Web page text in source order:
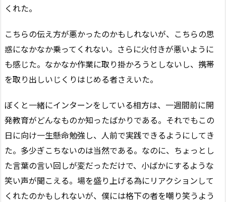
くれた。
こちらの伝え方が悪かったのかもしれないが、こちらの思
惑になかなか乗ってくれない。さらに火付きが悪いように
も感じた。なかなか作業に取り掛かろうとしないし、携帯
を取り出しいじくりはじめる者さえいた。
ぼくと一緒にインターンをしている相方は、一週間前に開
発教育がどんなものか知ったばかりである。それでもこの
日に向け一生懸命勉強し、人前で実践できるようにしてき
た。多少ぎこちないのは当然である。なのに、ちょっとし
た言葉の言い回しが変だっただけで、小ばかにするような
笑い声が聞こえる。場を盛り上げる為にリアクションして
くれたのかもしれないが、僕には格下の者を嘲り笑うよう